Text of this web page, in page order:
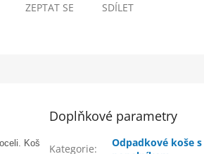
ZEPTAT SE SDÍLET
Koš
Doplňkové parametry
Kategorie:
Odpadkové koše s